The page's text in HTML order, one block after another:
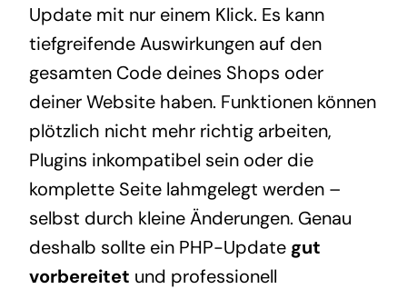
Update mit nur einem Klick. Es kann
tiefgreifende Auswirkungen auf den
gesamten Code deines Shops oder
deiner Website haben. Funktionen können
plötzlich nicht mehr richtig arbeiten,
Plugins inkompatibel sein oder die
komplette Seite lahmgelegt werden –
selbst durch kleine Änderungen. Genau
deshalb sollte ein PHP-Update gut
vorbereitet und professionell